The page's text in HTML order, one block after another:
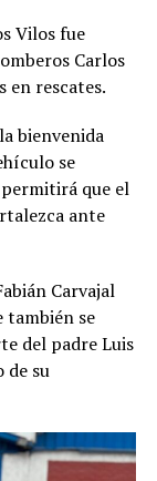
Vilos fue
Carlos
en rescates.
bienvenida
se
que el
ante
Carvajal
también se
del padre Luis
de su